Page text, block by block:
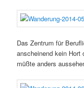
Das Zentrum für
anscheinend kein
müßte anders